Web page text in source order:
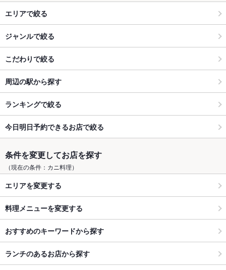
エリアで絞る
ジャンルで絞る
こだわりで絞る
周辺の駅から探す
ランキングで絞る
今日明日予約できるお店で絞る
条件を変更してお店を探す
（現在の条件：カニ料理）
エリアを変更する
料理メニューを変更する
おすすめのキーワードから探す
ランチのあるお店から探す